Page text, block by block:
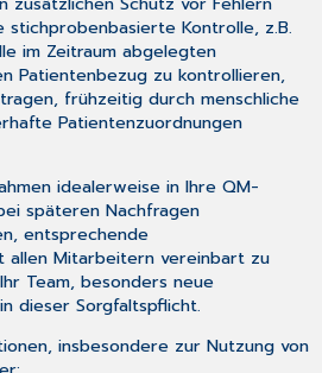
stichprobenbasierte Kontrolle, z.B.
im Zeitraum abgelegten
Patientenbezug zu kontrollieren,
frühzeitig durch menschliche
Patientenzuordnungen
idealerweise in Ihre QM-
späteren Nachfragen
entsprechende
allen Mitarbeitern vereinbart zu
Team, besonders neue
dieser Sorgfaltspflicht.
insbesondere zur Nutzung von